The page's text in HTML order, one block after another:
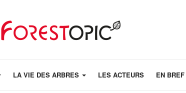
LA VIE DES ARBRES LES ACTEURS EN BREF